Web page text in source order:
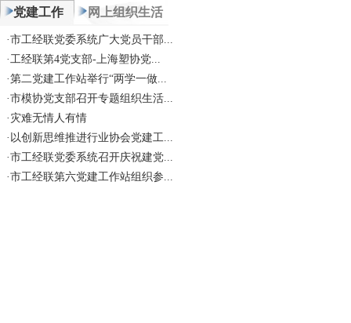
党建工作 网上组织生活
·市工经联党委系统广大党员干部...
·工经联第4党支部-上海塑协党...
·第二党建工作站举行“两学一做...
·市模协党支部召开专题组织生活...
· 灾难无情人有情
· 以创新思维推进行业协会党建工...
·市工经联党委系统召开庆祝建党...
·市工经联第六党建工作站组织参...